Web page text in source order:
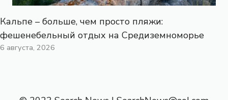
Кальпе – больше, чем просто пляжи:
фешенебельный отдых на Средиземноморье
6 августа, 2026